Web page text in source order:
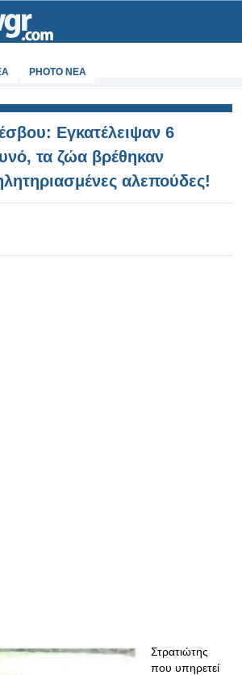
PHOTO NEA
Εγκατέλειψαν 6
τα ζώα βρέθηκαν
αλεπούδες!
Στρατιώτης
που υπηρετεί